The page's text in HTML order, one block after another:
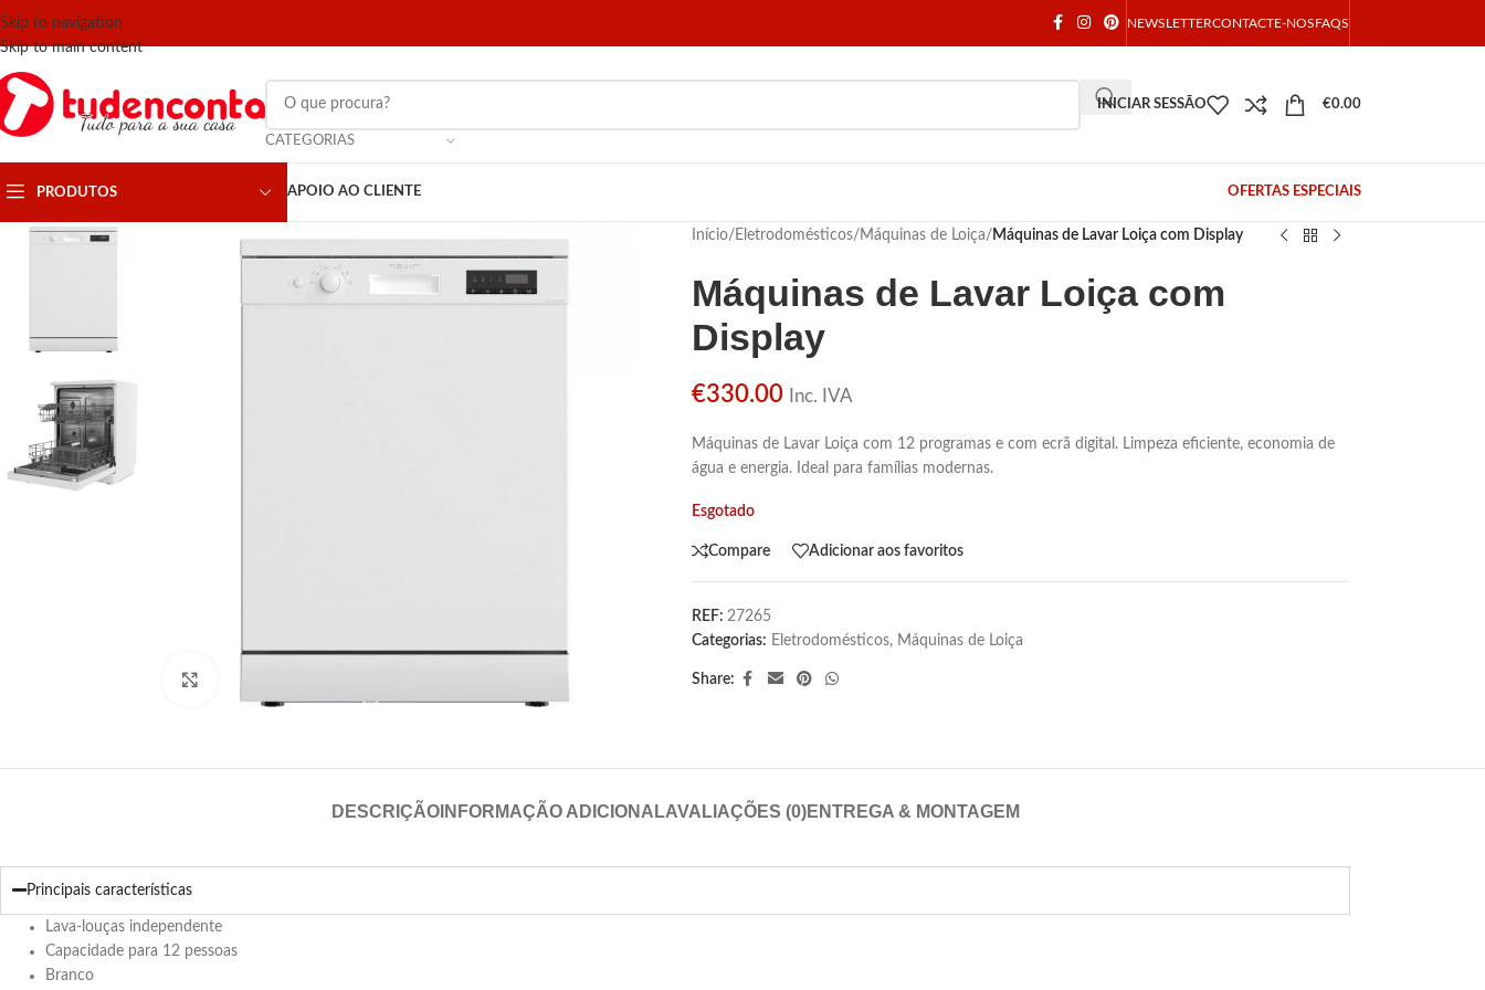
Skip to navigation
Skip to main content
NEWSLETTERCONTACTE-NOSFAQS
CATEGORIAS
INICIAR SESSÃO €0.00
PRODUTOS APOIO AO CLIENTE OFERTAS ESPECIAIS
Início/ Eletrodomésticos/ Máquinas de Loiça/ Máquinas de Lavar Loiça com Display
Máquinas de Lavar Loiça com
Display
€330.00 Inc. IVA
Máquinas de Lavar Loiça com 12 programas e com ecrã digital. Limpeza eficiente, economia de
água e energia. Ideal para famílias modernas.
Esgotado
Compare Adicionar aos favoritos
REF: 27265
Categorias: Eletrodomésticos, Máquinas de Loiça
Share:
DESCRIÇÃOINFORMAÇÃO ADICIONALAVALIAÇÕES (0)ENTREGA & MONTAGEM
Principais características
Lava-louças independente
Capacidade para 12 pessoas
Branco